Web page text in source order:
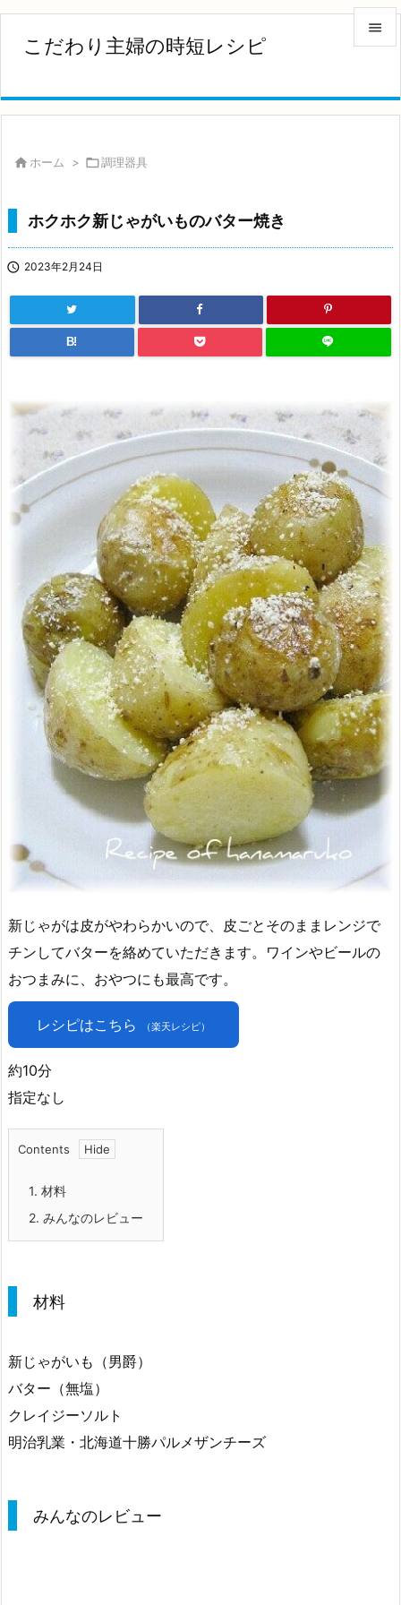
こだわり主婦の時短レシピ



 ホーム > 調理器具
ホクホク新じゃがいものバター焼き
 2023年2月24日
B!
新じゃがは皮がやわらかいので、皮ごとそのままレンジで
チンしてバターを絡めていただきます。ワインやビールの
おつまみに、おやつにも最高です。
レシピはこちら （楽天レシピ）
約10分
指定なし
Contents
1. 材料
2. みんなのレビュー
材料
新じゃがいも（男爵）
バター（無塩）
クレイジーソルト
明治乳業・北海道十勝パルメザンチーズ
みんなのレビュー